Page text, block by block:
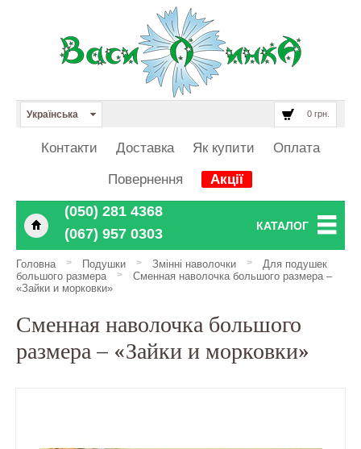
0 грн.
Українська
Контакти Доставка Як купити Оплата
Повернення Акції
‎‎‎‎‎(050) 281 4368
‎‎‎‎‎(067) 957 0303
КАТАЛОГ
Головна > Подушки > Змінні наволочки >
Для подушек
большого размера
>
Сменная наволочка большого размера –
«Зайки и морковки»
Сменная наволочка большого
размера – «Зайки и морковки»